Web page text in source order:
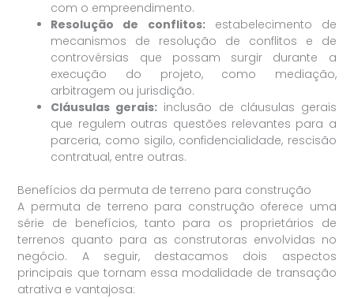
com o empreendimento.
Resolução de conflitos:estabelecimento de
mecanismos de resolução de conflitos e de
controvérsias que possam surgir durante a
execução do projeto, como mediação,
arbitragem ou jurisdição.
Cláusulas gerais: inclusão de cláusulas gerais
que regulem outras questões relevantes para a
parceria, como sigilo, confidencialidade, rescisão
contratual, entre outras.
Benefícios da permuta de terreno para construção
A permuta de terreno para construção oferece uma
série de benefícios, tanto para os proprietários de
terrenos quanto para as construtoras envolvidas no
negócio. A seguir, destacamos dois aspectos
principais que tornam essa modalidade de transação
atrativa e vantajosa: